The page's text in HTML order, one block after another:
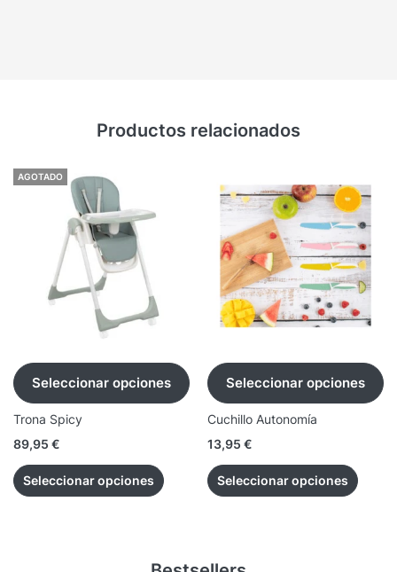
Productos relacionados
AGOTADO
Seleccionar opciones
Trona Spicy
89,95 €
Seleccionar opciones
Seleccionar opciones
Cuchillo Autonomía
13,95 €
Seleccionar opciones